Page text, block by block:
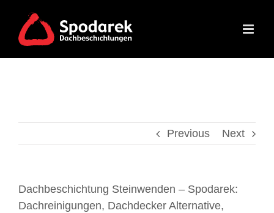
content
Previous Next
Dachbeschichtung Steinwenden – Spodarek:
Dachreinigungen, Dachdecker Alternative,